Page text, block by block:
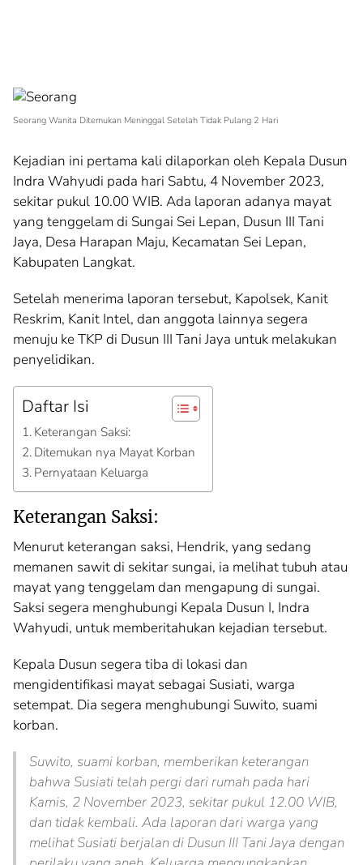
Seorang Wanita Ditemukan Meninggal Setelah Tidak Pulang 2 Hari
Kejadian ini pertama kali dilaporkan oleh Kepala Dusun
Indra Wahyudi pada hari Sabtu, 4 November 2023,
sekitar pukul 10.00 WIB. Ada laporan adanya mayat
yang tenggelam di Sungai Sei Lepan, Dusun III Tani
Jaya, Desa Harapan Maju, Kecamatan Sei Lepan,
Kabupaten Langkat.
Setelah menerima laporan tersebut, Kapolsek, Kanit
Reskrim, Kanit Intel, dan anggota lainnya segera
menuju ke TKP di Dusun III Tani Jaya untuk melakukan
penyelidikan.
Daftar Isi
Keterangan Saksi:
Ditemukan nya Mayat Korban
Pernyataan Keluarga
Keterangan Saksi:
Menurut keterangan saksi, Hendrik, yang sedang
memanen sawit di sekitar sungai, ia melihat tubuh atau
mayat yang tenggelam dan mengapung di sungai.
Saksi segera menghubungi Kepala Dusun I, Indra
Wahyudi, untuk memberitahukan kejadian tersebut.
Kepala Dusun segera tiba di lokasi dan
mengidentifikasi mayat sebagai Susiati, warga
setempat. Dia segera menghubungi Suwito, suami
korban.
Suwito, suami korban, memberikan keterangan
bahwa Susiati telah pergi dari rumah pada hari
Kamis, 2 November 2023, sekitar pukul 12.00 WIB,
dan tidak kembali. Ada laporan dari warga yang
melihat Susiati berjalan di Dusun III Tani Jaya dengan